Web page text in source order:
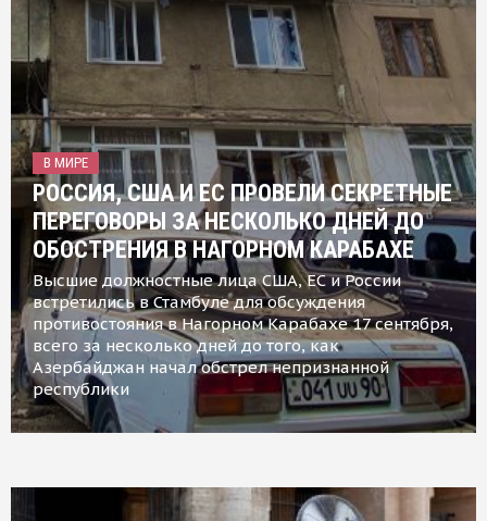
В МИРЕ
РОССИЯ, США И ЕС ПРОВЕЛИ СЕКРЕТНЫЕ
ПЕРЕГОВОРЫ ЗА НЕСКОЛЬКО ДНЕЙ ДО
ОБОСТРЕНИЯ В НАГОРНОМ КАРАБАХЕ
Высшие должностные лица США, ЕС и России
встретились в Стамбуле для обсуждения
противостояния в Нагорном Карабахе 17 сентября,
всего за несколько дней до того, как
Азербайджан начал обстрел непризнанной
республики